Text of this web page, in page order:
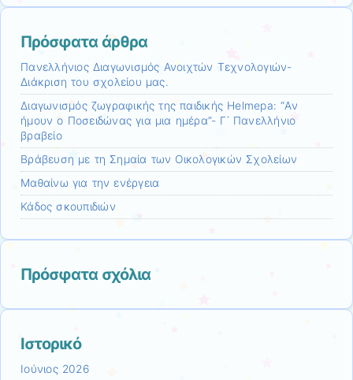
Πρόσφατα άρθρα
Πανελλήνιος Διαγωνισμός Ανοιχτών Τεχνολογιών-
Διάκριση του σχολείου μας.
Διαγωνισμός ζωγραφικής της παιδικής Helmepa: “Αν
ήμουν ο Ποσειδώνας για μια ημέρα”- Γ΄ Πανελλήνιο
βραβείο
Βράβευση με τη Σημαία των Οικολογικών Σχολείων
Μαθαίνω για την ενέργεια
Κάδος σκουπιδιών
Πρόσφατα σχόλια
Ιστορικό
Ιούνιος 2026